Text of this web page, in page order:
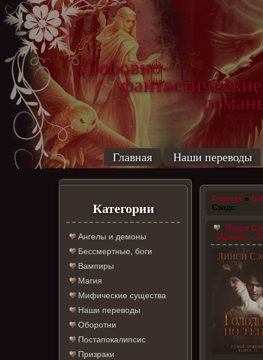
Любовно-
фантастические
Главная Наши переводы
Категории
Ангелы и демоны
Бессмертные, боги
Вампиры
Магия
Мифические существа
Наши переводы
Оборотни
Постапокалипсис
Призраки
Главная »
Сэндс
Линси
(Аржено –